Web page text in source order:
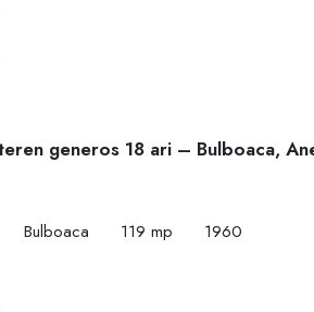
generos 18 ari – Bulboaca,
Bulboaca 119 mp 1960